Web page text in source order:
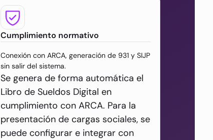
Cumplimiento normativo
Conexión con ARCA, generación de 931 y SIJP
sin salir del sistema.
Se genera de forma automática el
Libro de Sueldos Digital en
cumplimiento con ARCA. Para la
presentación de cargas sociales, se
puede configurar e integrar con